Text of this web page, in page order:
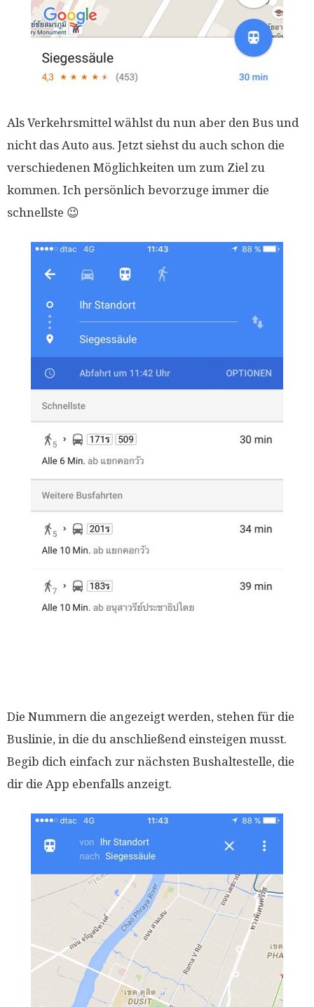
Als Verkehrsmittel wählst du nun aber den Bus und
nicht das Auto aus. Jetzt siehst du auch schon die
verschiedenen Möglichkeiten um zum Ziel zu
kommen. Ich persönlich bevorzuge immer die
schnellste 😉
Die Nummern die angezeigt werden, stehen für die
Buslinie, in die du anschließend einsteigen musst.
Begib dich einfach zur nächsten Bushaltestelle, die
dir die App ebenfalls anzeigt.